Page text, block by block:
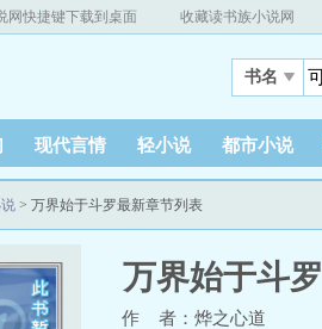
网快捷键下载到桌面 收藏读书族小说网
书名
现代言情 轻小说 都市小说
> 万界始于斗罗最新章节列表
万界始于斗罗
作 者：烨之心道